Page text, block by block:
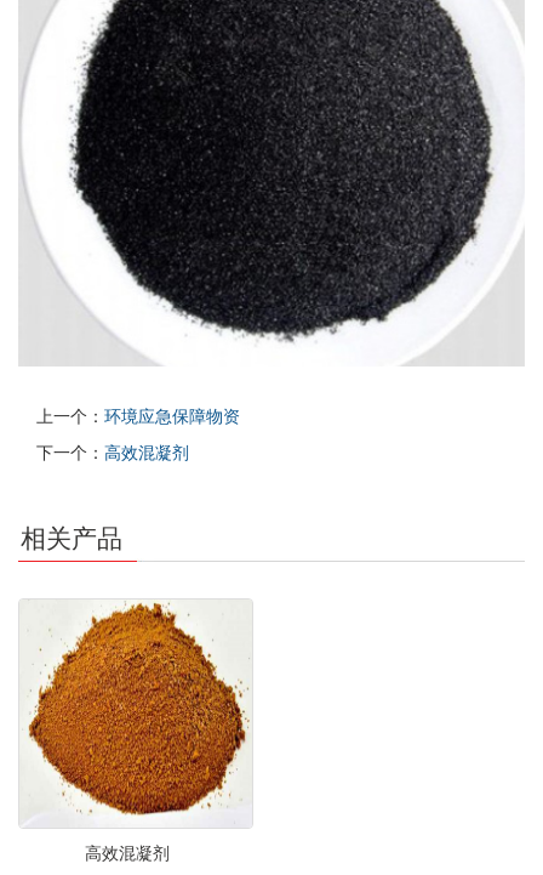
上一个： 环境应急保障物资
下一个： 高效混凝剂
相关产品
高效混凝剂